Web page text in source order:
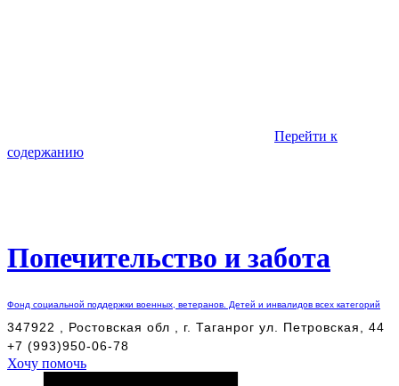
Перейти к
содержанию
Попечительство и забота
Фонд социальной поддержки военных, ветеранов. Детей и инвалидов всех категорий
347922 , Ростовская обл , г. Таганрог ул. Петровская, 44
+7 (993)950-06-78
Хочу помочь